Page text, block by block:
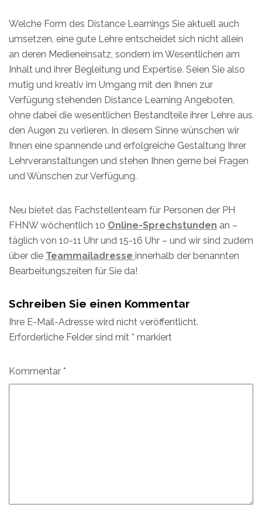
Welche Form des Distance Learnings Sie aktuell auch
umsetzen, eine gute Lehre entscheidet sich nicht allein
an deren Medieneinsatz, sondern im Wesentlichen am
Inhalt und ihrer Begleitung und Expertise. Seien Sie also
mutig und kreativ im Umgang mit den Ihnen zur
Verfügung stehenden Distance Learning Angeboten,
ohne dabei die wesentlichen Bestandteile ihrer Lehre aus
den Augen zu verlieren. In diesem Sinne wünschen wir
Ihnen eine spannende und erfolgreiche Gestaltung Ihrer
Lehrveranstaltungen und stehen Ihnen gerne bei Fragen
und Wünschen zur Verfügung.
Neu bietet das Fachstellenteam für Personen der PH
FHNW wöchentlich 10 Online-Sprechstunden an –
täglich von 10-11 Uhr und 15-16 Uhr – und wir sind zudem
über die Teammailadresse innerhalb der benannten
Bearbeitungszeiten für Sie da!
Schreiben Sie einen Kommentar
Ihre E-Mail-Adresse wird nicht veröffentlicht.
Erforderliche Felder sind mit * markiert
Kommentar *